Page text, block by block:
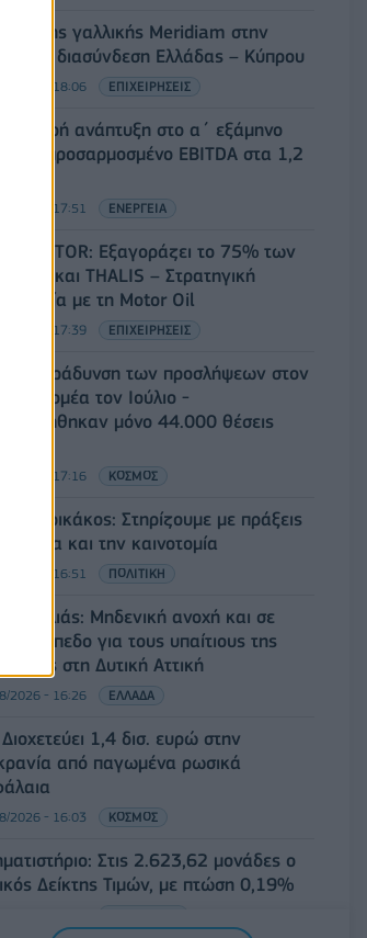
της γαλλικής Meridiam στην
διασύνδεση Ελλάδας – Κύπρου
2026 - 18:06 ΕΠΙΧΕΙΡΗΣΕΙΣ
Ισχυρή ανάπτυξη στο α΄ εξάμηνο
με προσαρμοσμένο EBITDA στα 1,2
2026 - 17:51 ΕΝΕΡΓΕΙΑ
AKTOR: Εξαγοράζει το 75% των
και THALIS – Στρατηγική
με τη Motor Oil
2026 - 17:39 ΕΠΙΧΕΙΡΗΣΕΙΣ
Επιβράδυνση των προσλήψεων στον
τομέα τον Ιούλιο -
μόνο 44.000 θέσεις
2026 - 17:16 ΚΟΣΜΟΣ
Στηρίζουμε με πράξεις
έρευνα και την καινοτομία
2026 - 16:51 ΠΟΛΙΤΙΚΗ
Μηδενική ανοχή και σε
επίπεδο για τους υπαίτιους της
στη Δυτική Αττική
2026 - 16:26 ΕΛΛΑΔΑ
1,4 δισ. ευρώ στην
από παγωμένα ρωσικά
2026 - 16:03 ΚΟΣΜΟΣ
Στις 2.623,62 μονάδες ο
Δείκτης Τιμών, με πτώση 0,19%